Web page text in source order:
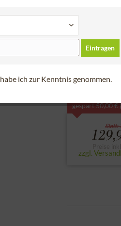
Bitte die
zur
Statt:
gespart 50,00 €
zzgl.
Eintragen
habe ich zur Kenntnis genommen.